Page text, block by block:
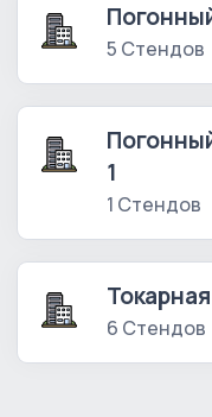
5 Стендов
1
1 Стендов
6 Стендов